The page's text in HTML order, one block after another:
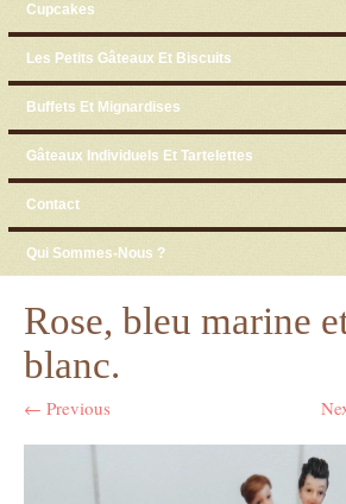
Cupcakes
Les Petits Gâteaux Et Biscuits
Buffets Et Mignardises
Gâteaux Individuels Et Tartelettes
Contact
Qui Sommes-Nous ?
Rose, bleu marine
blanc.
← Previous